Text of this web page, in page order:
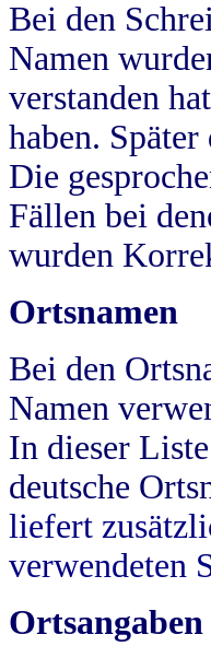
Bei den
Namen
verstanden
haben.
Die
Fällen bei
wurden
Ortsnamen
Bei den
Namen
In dieser
deutsche
liefert
verwendeten